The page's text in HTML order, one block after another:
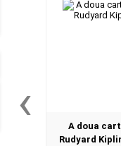
‹
A doua
Rudyard